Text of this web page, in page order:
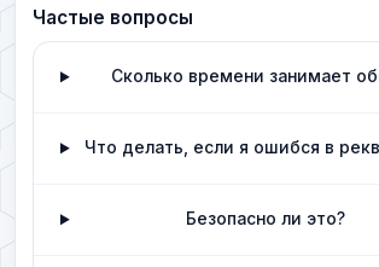
Частые вопросы
Сколько времени занимает
Что делать, если я ошибся в
Безопасно ли это?